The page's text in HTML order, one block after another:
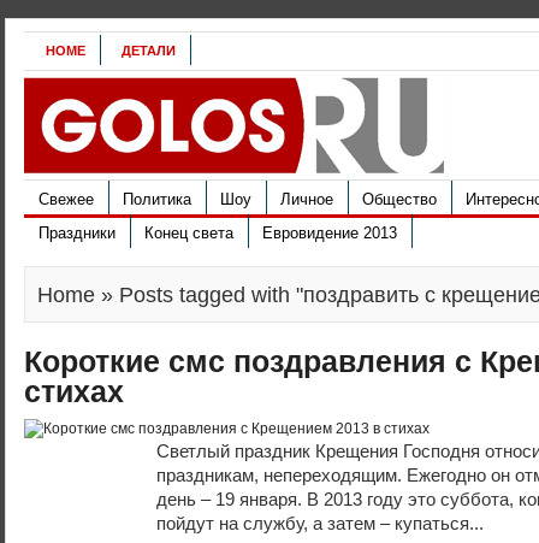
HOME ДЕТАЛИ
Свежее Политика Шоу Личное Общество
Праздники
Конец света Евровидение 2013
Home » Posts tagged with "поздравить с
Короткие смс поздравления с
стихах
Светлый праздник Крещения Господня
праздникам, непереходящим. Ежегодно он
день – 19 января. В 2013 году это суббота,
пойдут на службу, а затем – купаться...